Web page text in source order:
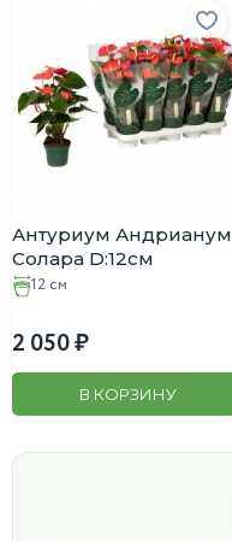
Антуриум Андрианум
Солара D:12см
12 см
2 050
В КОРЗИНУ